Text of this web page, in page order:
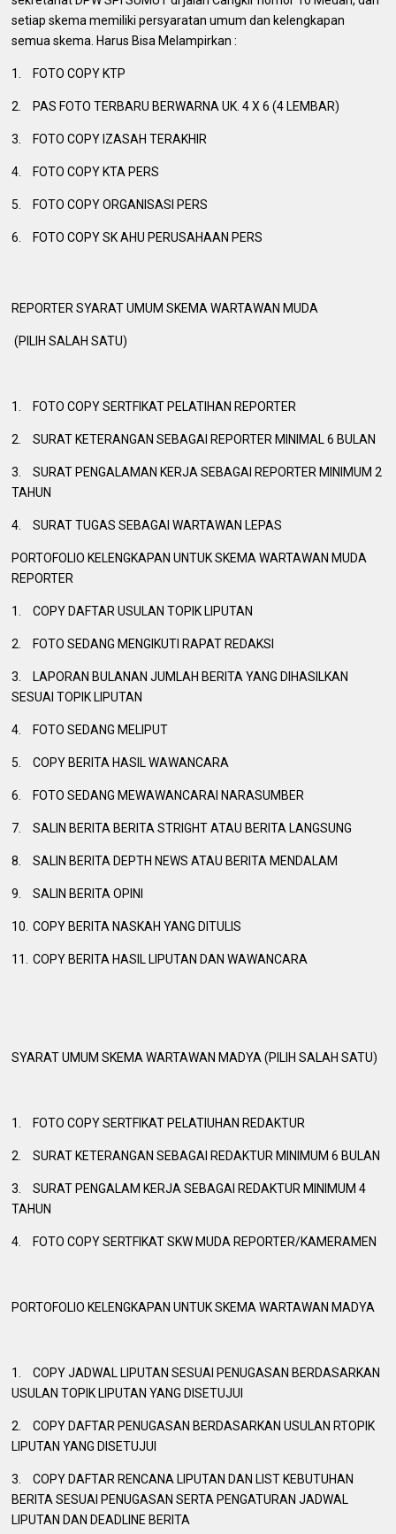
setiap skema memiliki persyaratan umum dan kelengkapan
semua skema.Harus Bisa Melampirkan :
1. FOTO COPY KTP
2. PAS FOTO TERBARU BERWARNA UK.4 X 6 (4 LEMBAR)
3. FOTO COPY IZASAH TERAKHIR
4. FOTO COPY KTA PERS
5. FOTO COPY ORGANISASI PERS
6. FOTO COPY SK AHU PERUSAHAAN PERS
REPORTER SYARAT UMUM SKEMA WARTAWAN MUDA
(PILIH SALAH SATU)
1. FOTO COPY SERTFIKAT PELATIHAN REPORTER
2. SURAT KETERANGAN SEBAGAI REPORTER MINIMAL 6 BULAN
3.
SURAT PENGALAMAN KERJA SEBAGAI REPORTER MINIMUM 2
TAHUN
4. SURAT TUGAS SEBAGAI WARTAWAN LEPAS
PORTOFOLIO KELENGKAPAN UNTUK SKEMA WARTAWAN MUDA
REPORTER
1. COPY DAFTAR USULAN TOPIK LIPUTAN
2. FOTO SEDANG MENGIKUTI RAPAT REDAKSI
3.
LAPORAN BULANAN JUMLAH BERITA YANG DIHASILKAN
SESUAI TOPIK LIPUTAN
4. FOTO SEDANG MELIPUT
5. COPY BERITA HASIL WAWANCARA
6. FOTO SEDANG MEWAWANCARAI NARASUMBER
7. SALIN BERITA BERITA STRIGHT ATAU BERITA LANGSUNG
8. SALIN BERITA DEPTH NEWS ATAU BERITA MENDALAM
9. SALIN BERITA OPINI
10. COPY BERITA NASKAH YANG DITULIS
11. COPY BERITA HASIL LIPUTAN DAN WAWANCARA
SYARAT UMUM SKEMA WARTAWAN MADYA (PILIH SALAH SATU)
1. FOTO COPY SERTFIKAT PELATIUHAN REDAKTUR
2. SURAT KETERANGAN SEBAGAI REDAKTUR MINIMUM 6 BULAN
3.
SURAT PENGALAM KERJA SEBAGAI REDAKTUR MINIMUM 4
TAHUN
4. FOTO COPY SERTFIKAT SKW MUDA REPORTER/KAMERAMEN
PORTOFOLIO KELENGKAPAN UNTUK SKEMA WARTAWAN MADYA
1.
COPY JADWAL LIPUTAN SESUAI PENUGASAN BERDASARKAN
USULAN TOPIK LIPUTAN YANG DISETUJUI
2.
COPY DAFTAR PENUGASAN BERDASARKAN USULAN RTOPIK
LIPUTAN YANG DISETUJUI
3.
COPY DAFTAR RENCANA LIPUTAN DAN LIST KEBUTUHAN
BERITA SESUAI PENUGASAN SERTA PENGATURAN JADWAL
LIPUTAN DAN DEADLINE BERITA